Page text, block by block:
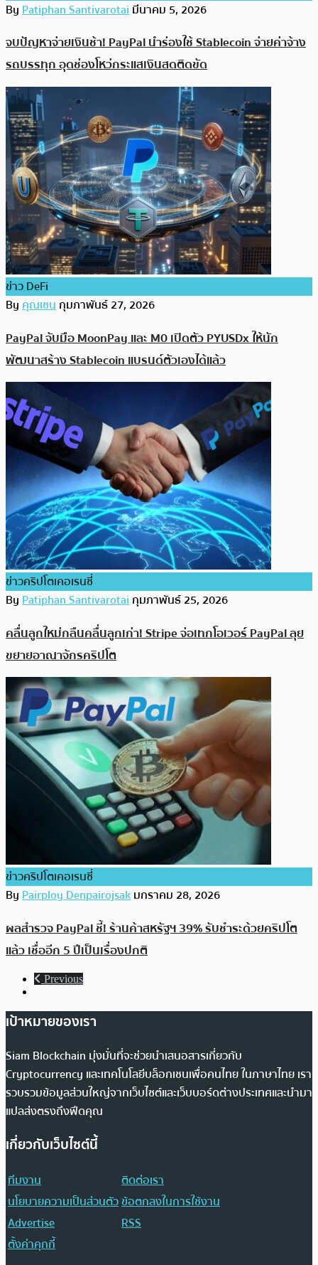
ByPatiphan Santivarotaiมีนาคม 5, 2026
จบปัญหาจ่ายเงินช้า! PayPal นำร่องใช้ Stablecoin จ่ายค่าจ้าง
รถบรรทุก อุดช่องโหว่กระแสเงินสดติดขัด
ข่าว DeFi
Byคุณเชนกุมภาพันธ์ 27, 2026
PayPal จับมือ MoonPay และ M0 เปิดตัว PYUSDx ให้นัก
พัฒนาสร้าง Stablecoin แบรนด์ตัวเองได้แล้ว
ข่าวคริปโตเคอเรนซี่
ByPatiphan Santivarotaiกุมภาพันธ์ 25, 2026
คลื่นลูกใหม่กลืนคลื่นลูกเก่า! Stripe จ่อเทกโอเวอร์ PayPal ลุย
ขยายอาณาจักรคริปโต
ข่าวคริปโตเคอเรนซี่
ByPairploy Denpairojsakมกราคม 28, 2026
ผลสำรวจ PayPal ชี้! ร้านค้าสหรัฐฯ 39% รับชำระด้วยคริปโต
แล้ว เชื่ออีก 5 ปีเป็นเรื่องปกติ
Previous
เป้าหมายของเรา
Siam Blockchain มุ่งมั่นที่จะช่วยนำเสนอสารเกี่ยวกับ
Cryptocurrency และเทคโนโลยีบล็อกเชนเพื่อคนไทย ในภาษาไทย เรา
รวบรวมข้อมูลส่วนใหญ่จากเว็บไซต์และเว็บบอร์ดต่างประเทศและนำมา
แปลส่งตรงถึงฟีดคุณ
เกี่ยวกับเว็บไซต์นี้
ทีมงาน
ติดต่อเรา
นโยบายความเป็นส่วนตัวข้อตกลงในการใช้งาน
Advertise
RSS
ตั้งค่าคุกกี้